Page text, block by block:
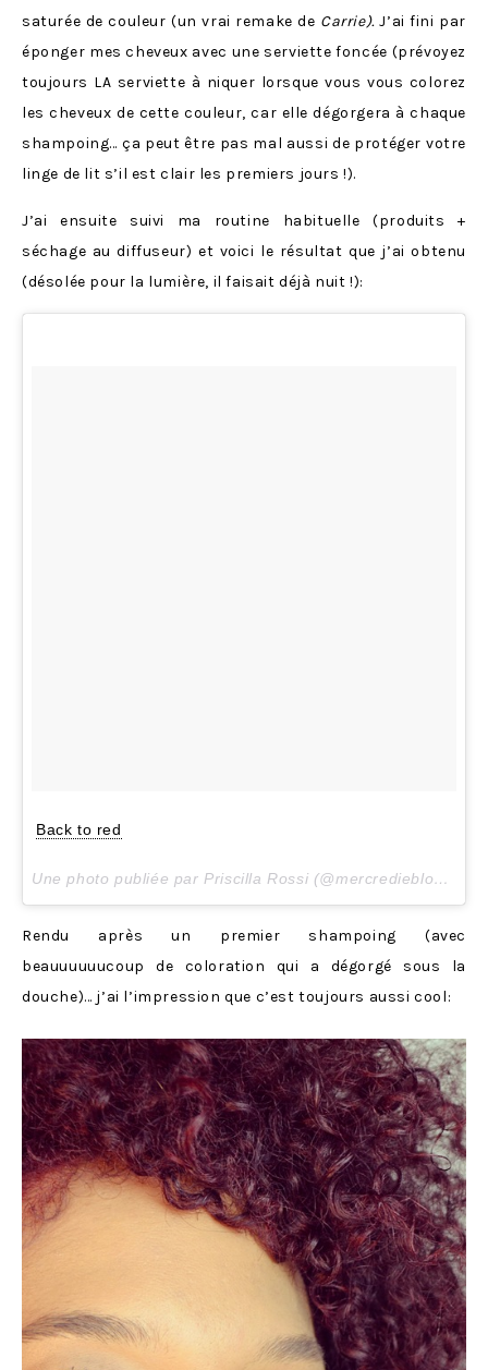
saturée de couleur (un vrai remake de Carrie).J’ai fini par
éponger mes cheveux avec une serviette foncée (prévoyez
toujours LA serviette à niquer lorsque vous vous colorez
les cheveux de cette couleur, car elle dégorgera à chaque
shampoing… ça peut être pas mal aussi de protéger votre
linge de lit s’il est clair les premiers jours !).
J’ai ensuite suivi ma routine habituelle (produits +
séchage au diffuseur) et voici le résultat que j’ai obtenu
(désolée pour la lumière, il faisait déjà nuit !):
Back to red
Une photo publiée par Priscilla Rossi (@mercredieblog) le
Rendu après un premier shampoing (avec
beauuuuuucoup de coloration qui a dégorgé sous la
douche)… j’ai l’impression que c’est toujours aussi cool: